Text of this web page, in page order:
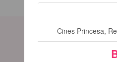
Cines Princesa,